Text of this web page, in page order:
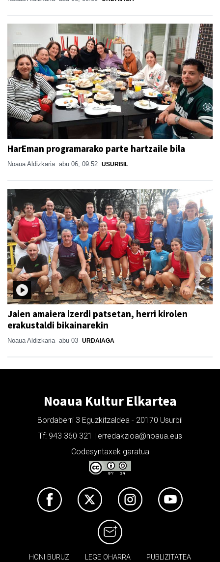
HarEman programarako parte hartzaile bila
Noaua Aldizkaria abu 06, 09:52 USURBIL
Jaien amaiera izerdi patsetan, herri kirolen
erakustaldi bikainarekin
Noaua Aldizkaria abu 03 URDAIAGA
Noaua Kultur Elkartea
Bordaberri 3 Eguzkitzaldea - 20170 Usurbil
Tf: 943 360 321 | erredakzioa@noaua.eus
Codesyntaxek garatua
HONI BURUZ LEGE OHARRA PUBLIZITATEA